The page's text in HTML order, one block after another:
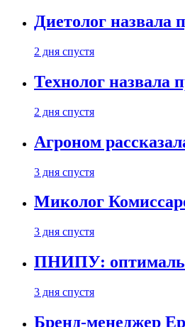
Диетолог назвала
2 дня спустя
Технолог назвала
2 дня спустя
Агроном
3 дня спустя
Миколог
3 дня спустя
ПНИПУ:
3 дня спустя
Бренд-менеджер